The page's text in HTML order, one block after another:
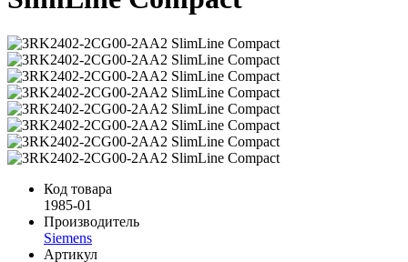
Код товара
1985-01
Производитель
Siemens
Артикул